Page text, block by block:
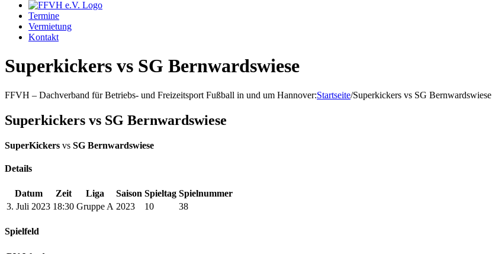
Termine
Vermietung
Kontakt
Superkickers vs SG Bernwardswiese
FFVH – Dachverband für Betriebs- und Freizeitsport Fußball in und um Hannover:Startseite/Superkickers vs SG Bernwardswiese
Superkickers vs SG Bernwardswiese
SuperKickers vs SG Bernwardswiese
Details
Datum Zeit Liga Saison Spieltag Spielnummer
3. Juli 2023 18:30 Gruppe A 2023 10 38
Spielfeld